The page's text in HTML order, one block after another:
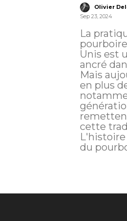
Olivier
Sep 23, 2024
La
Unis est
ancré
Mais
en plus
cette
du